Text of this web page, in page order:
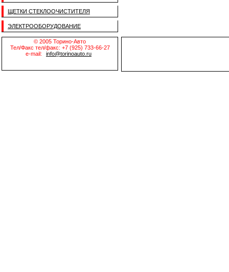
ЩЕТКИ СТЕКЛООЧИСТИТЕЛЯ
ЭЛЕКТРООБОРУДОВАНИЕ
© 2005 Торино-Авто
Тел/Факс тел/факс: +7 (925) 733-66-27
e-mail:
info@torinoauto.ru